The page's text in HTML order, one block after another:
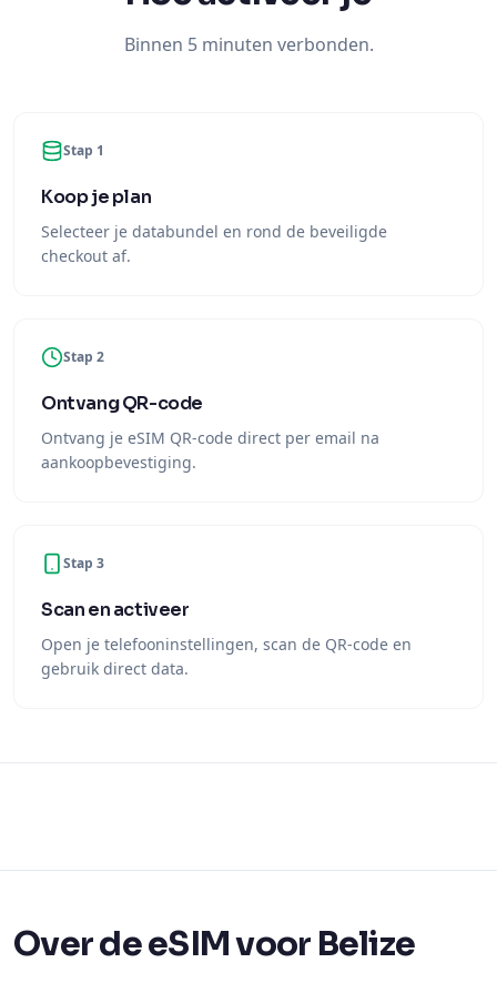
Binnen 5 minuten verbonden.
Stap 1
Koop je plan
Selecteer je databundel en rond de beveiligde
checkout af.
Stap 2
Ontvang QR-code
Ontvang je eSIM QR-code direct per email na
aankoopbevestiging.
Stap 3
Scan en activeer
Open je telefooninstellingen, scan de QR-code en
gebruik direct data.
Over de eSIM voor Belize